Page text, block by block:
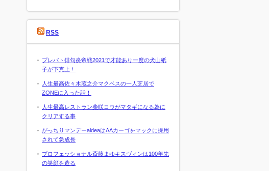
RSS
プレバト俳句炎帝戦2021で才能あり一度の犬山紙
子が下克上！
人生最高佐々木蔵之介マクベスの一人芝居で
ZONEに入った話！
人生最高レストラン柴咲コウがマタギになる為に
クリアする事
がっちりマンデーaideaはAAカーゴをマックに採用
されて急成長
プロフェッショナル斎藤まゆキスヴィンは100年先
の笑顔を造る